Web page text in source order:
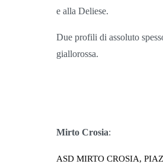
e alla Deliese.
Due profili di assoluto
giallorossa.
Mirto Crosia:
ASD MIRTO CROSIA,